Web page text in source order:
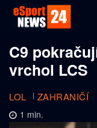
C9
vrchol LCS
LOL ZAHRANIČÍ
1 min.